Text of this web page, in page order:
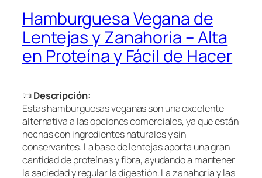
Hamburguesa Vegana de
Lentejas y Zanahoria – Alta
en Proteína y Fácil de Hacer
📜Descripción:
Estas hamburguesas veganas son una excelente
alternativa a las opciones comerciales, ya que están
hechas con ingredientes naturales y sin
conservantes. La base de lentejas aporta una gran
cantidad de proteínas y fibra, ayudando a mantener
la saciedad y regular la digestión. La zanahoria y las